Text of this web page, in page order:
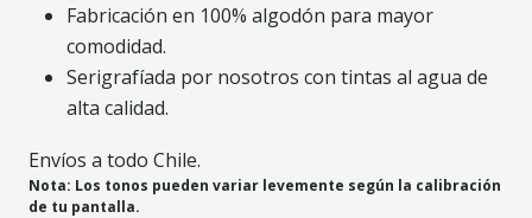
Fabricación en 100% algodón para mayor
comodidad.
Serigrafíada por nosotros con tintas al agua de
alta calidad.
Envíos a todo Chile.
Nota: Los tonos pueden variar levemente según la calibración
de tu pantalla.